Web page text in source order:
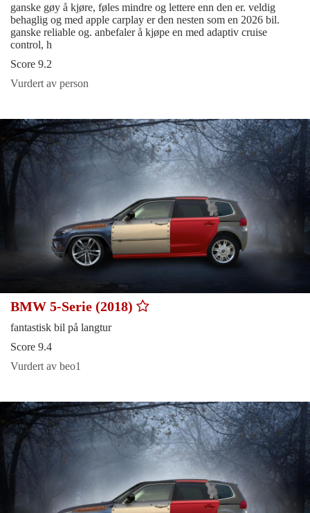
ganske gøy å kjøre, føles mindre og lettere enn den er. veldig
behaglig og med apple carplay er den nesten som en 2026 bil.
ganske reliable og. anbefaler å kjøpe en med adaptiv cruise
control, h
Score 9.2
Vurdert av person
BMW 5-Serie (2018)
fantastisk bil på langtur
Score 9.4
Vurdert av beo1